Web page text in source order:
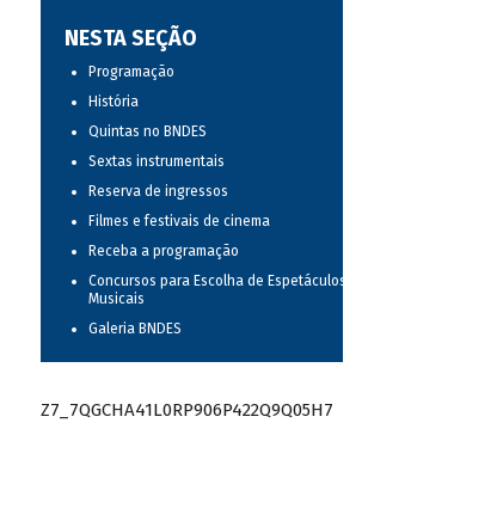
NESTA SEÇÃO
Programação
História
Quintas no BNDES
Sextas instrumentais
Reserva de ingressos
Filmes e festivais de cinema
Receba a programação
Concursos para Escolha de Espetáculos
Musicais
Galeria BNDES
Z7_7QGCHA41L0RP906P422Q9Q05H7